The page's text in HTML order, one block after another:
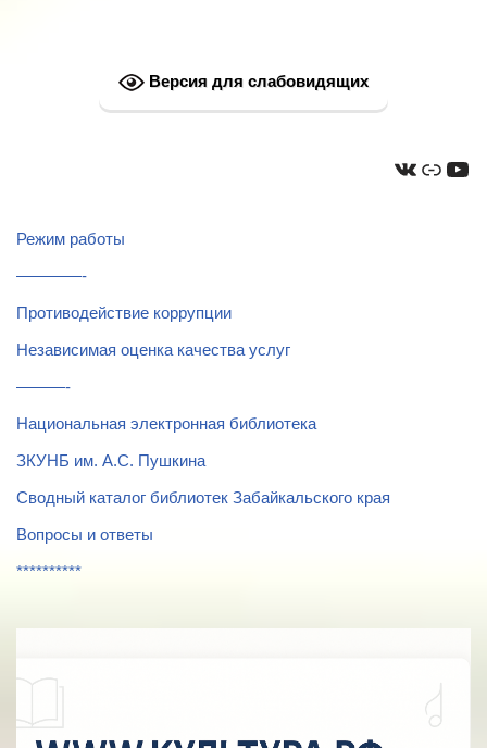
Версия для слабовидящих
Режим работы
————-
Противодействие коррупции
Независимая оценка качества услуг
———-
Национальная электронная библиотека
ЗКУНБ им. А.С. Пушкина
Сводный каталог библиотек Забайкальского края
Вопросы и ответы
**********